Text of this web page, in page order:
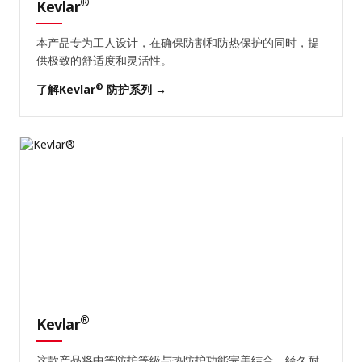
Kevlar
本产品专为工人设计，在确保防割和防热保护的同时，提
供极致的舒适度和灵活性。
了解Kevlar® 防护系列 →
Kevlar®